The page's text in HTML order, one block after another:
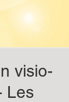
visio-
Les